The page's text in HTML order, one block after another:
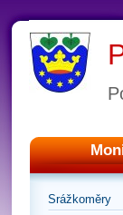
Srážkoměry